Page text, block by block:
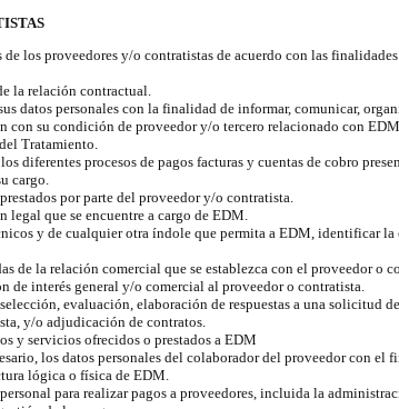
los proveedores y/o contratistas de acuerdo con las
la relación contractual.
datos personales con la finalidad de informar, comunicar,
con su condición de proveedor y/o tercero relacionado con
Tratamiento.
diferentes procesos de pagos facturas y cuentas de cobro
cargo.
por parte del proveedor y/o contratista.
que se encuentre a cargo de EDM.
y de cualquier otra índole que permita a EDM, identificar la
de la relación comercial que se establezca con el proveedor o
de interés general y/o comercial al proveedor o contratista.
evaluación, elaboración de respuestas a una solicitud
y/o adjudicación de contratos.
y servicios ofrecidos o prestados a EDM
los datos personales del colaborador del proveedor con el
lógica o física de EDM.
para realizar pagos a proveedores, incluida la